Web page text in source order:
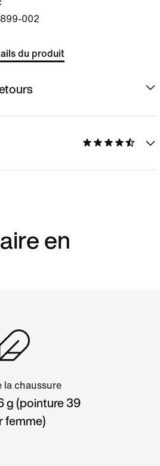
002
du produit
en
la chaussure
g (pointure 39
femme)